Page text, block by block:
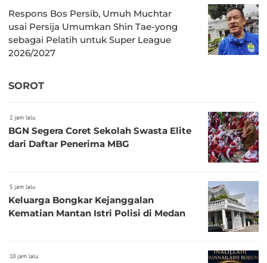
Respons Bos Persib, Umuh Muchtar
usai Persija Umumkan Shin Tae-yong
sebagai Pelatih untuk Super League
2026/2027
SOROT
2 jam lalu
BGN Segera Coret Sekolah Swasta Elite
dari Daftar Penerima MBG
5 jam lalu
Keluarga Bongkar Kejanggalan
Kematian Mantan Istri Polisi di Medan
10 jam lalu